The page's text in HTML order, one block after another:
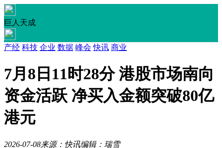
巨人天成
产经 科技 企业 数据 峰会 快讯 商业
7月8日11时28分 港股市场南向
资金活跃 净买入金额突破80亿
港元
2026-07-08来源：快讯编辑：瑞雪